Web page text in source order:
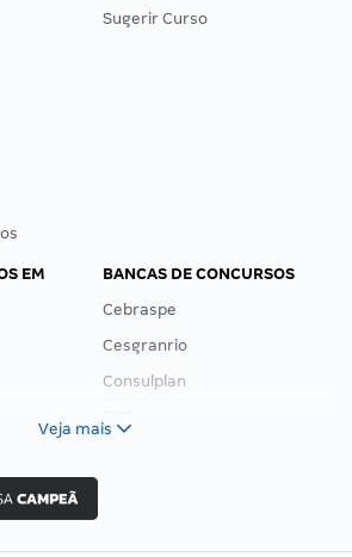
Sugerir Curso
EM
BANCAS DE CONCURSOS
Cebraspe
Cesgranrio
Consulplan
Veja mais